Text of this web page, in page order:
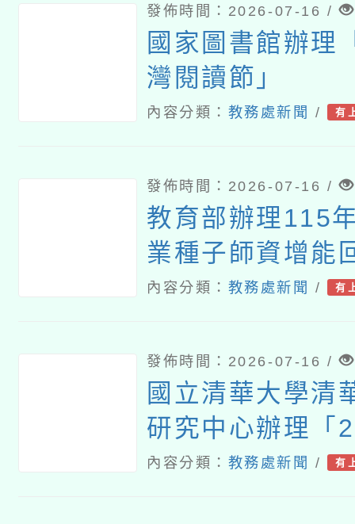
發佈時間：2026-07-16 /
國家圖書館辦理
灣閱讀節」
內容分類： 教務處新聞 / 有
發佈時間：2026-07-16 /
教育部辦理115
業種子師資增能
研習營」
內容分類： 教務處新聞 / 有
發佈時間：2026-07-16 /
國立清華大學清
研究中心辦理「
華大學清華光罩
內容分類： 教務處新聞 / 有